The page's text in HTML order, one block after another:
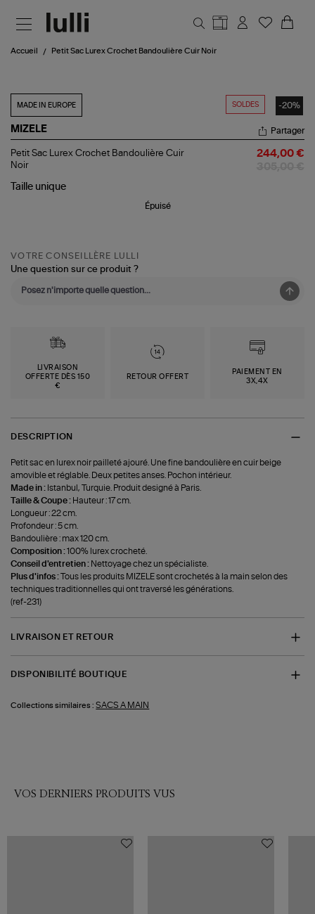
Accueil Petit Sac Lurex Crochet Bandoulière Cuir Noir
SOLDES -20%
MADE IN EUROPE
MIZELE
Petit
Sac
Crochet
Partager
Petit Sac Lurex Crochet Bandoulière Cuir
Noir
244,00 €
Taille unique
Épuisé
VOTRE CONSEILLÈRE LULLI
Une question sur ce produit ?
LIVRAISON
OFFERTE DÈS 150
€
RETOUR OFFERT
PAIEMENT EN
3X,4X
DESCRIPTION
Petit sac en lurex noir pailleté ajouré. Une fine bandoulière en cuir beige
amovible et réglable. Deux petites anses. Pochon intérieur.
Made in : Istanbul, Turquie. Produit designé à Paris.
Taille & Coupe : Hauteur : 17 cm.
Longueur : 22 cm.
Profondeur : 5 cm.
Bandoulière : max 120 cm.
Composition :100% lurex crocheté.
Conseil d'entretien : Nettoyage chez un spécialiste.
Plus d'infos :Tous les produits MIZELE sont crochetés à la main selon des
techniques traditionnelles qui ont traversé les générations.
(ref-231)
LIVRAISON ET RETOUR
DISPONIBILITÉ BOUTIQUE
Collections similaires : SACS A MAIN
VOS DERNIERS PRODUITS VUS